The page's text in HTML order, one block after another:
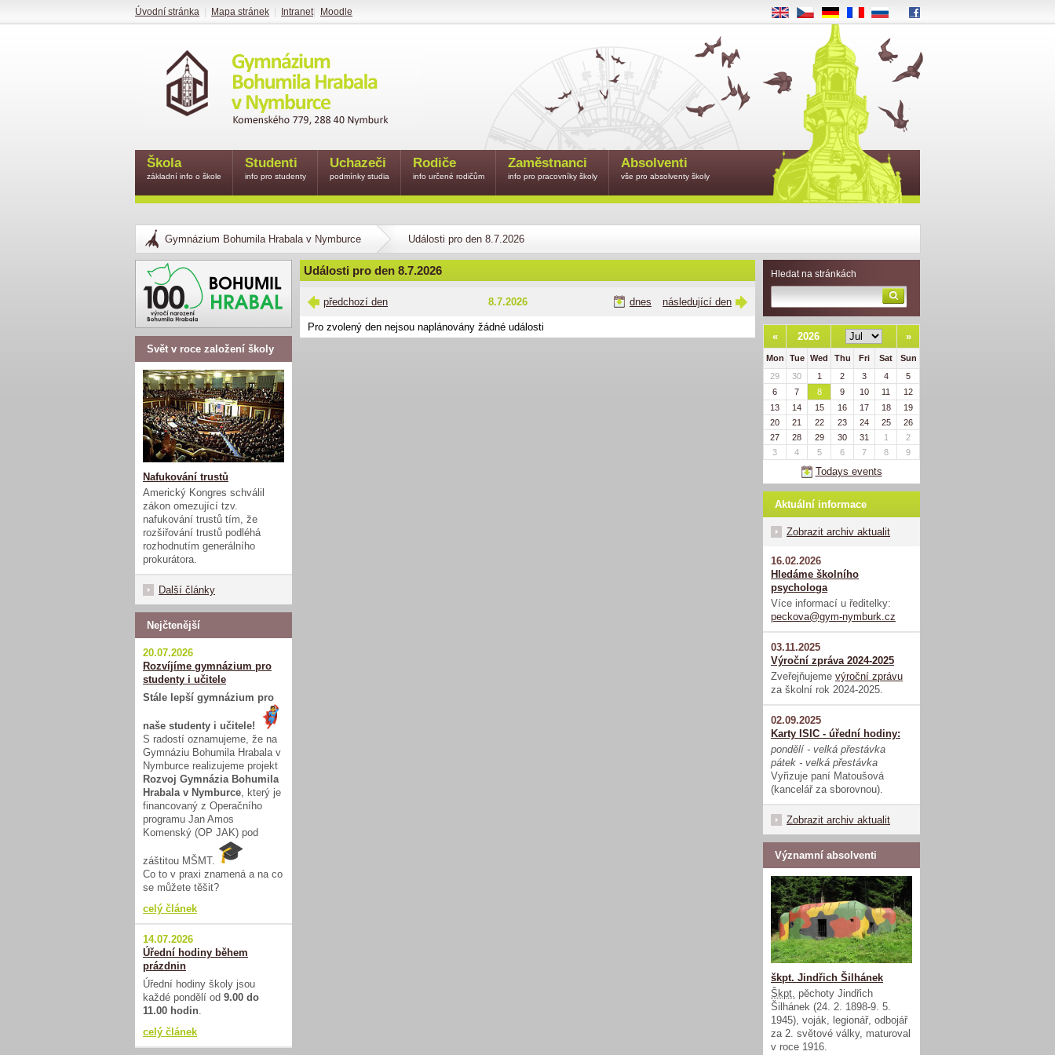
Gymnázium Bohumila Hrabala v Nymburce Události pro den 8.7.2026
Události pro den 8.7.2026
předchozí den 8.7.2026 dnes následující den
Pro zvolený den nejsou naplánovány žádné události
Hledat na stránkách
« 2026 »
Mon Tue Wed Thu Fri Sat
Sun
29
30 1 2 3 4
5
6
7 8 9 10 11
12
13
14 15 16 17 18
19
20
21 22 23 24 25
26
27
28 29 30 31 1
2
3
4 5 6 7 8 9
Todays events
Aktuální informace
Zobrazit archiv aktualit
16.02.2026
Hledáme školního
psychologa
Více informací u ředitelky:
peckova@gym-nymburk.cz
03.11.2025
Výroční zpráva 2024-2025
Zveřejňujeme výroční zprávu
za školní rok 2024-2025.
02.09.2025
Karty ISIC - úřední hodiny:
pondělí - velká přestávka
pátek - velká přestávka
Vyřizuje paní Matoušová
(kancelář za sborovnou).
Zobrazit archiv aktualit
Významní absolventi
škpt. Jindřich Šilhánek
Škpt. pěchoty Jindřich
Šilhánek (24. 2. 1898-9. 5.
1945), voják, legionář, odbojář
za 2. světové války, maturoval
v roce 1916.
Svět v roce založení školy
Nafukování trustů
Americký Kongres schválil
zákon omezující tzv.
nafukování trustů tím, že
rozšiřování trustů podléhá
rozhodnutím generálního
prokurátora.
Další články
Nejčtenější
20.07.2026
Rozvíjíme gymnázium pro
studenty i učitele
Stále lepší gymnázium pro
naše studenty i učitele!
S radostí oznamujeme, že na
Gymnáziu Bohumila Hrabala v
Nymburce realizujeme projekt
Rozvoj Gymnázia Bohumila
Hrabala v Nymburce , který je
financovaný z Operačního
programu Jan Amos
Komenský (OP JAK) pod
záštitou MŠMT.
Co to v praxi znamená a na co
se můžete těšit?
celý článek
14.07.2026
Úřední hodiny během
prázdnin
Úřední hodiny školy jsou
každé pondělí od 9.00 do
11.00 hodin
celý článek
Škola
základní info o škole
Studenti
info pro studenty
Uchazeči
podmínky studia
Rodiče
info určené rodičům
Zaměstnanci
info pro pracovníky školy
Absolventi
vše pro absolventy školy
Úvodní stránka Mapa stránek Intranet| Moodle EN CS DE RU